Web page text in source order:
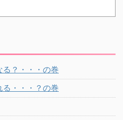
？・・・の巻
・・・？の巻